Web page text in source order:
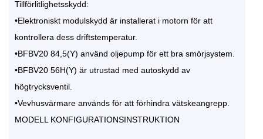
Tillförlitlighetsskydd:
•Elektroniskt modulskydd är installerat i motorn för att
kontrollera dess driftstemperatur.
•BFBV20 84,5(Y) använd oljepump för ett bra smörjsystem.
•BFBV20 56H(Y) är utrustad med autoskydd av
högtrycksventil.
•Vevhusvärmare används för att förhindra vätskeangrepp.
MODELL KONFIGURATIONSINSTRUKTION